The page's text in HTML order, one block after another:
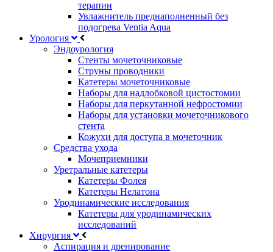
терапии
Увлажнитель преднаполненный без
подогрева Ventia Aqua
Урология
Эндоурология
Стенты мочеточниковые
Струны проводники
Катетеры мочеточниковые
Наборы для надлобковой цистостомии
Наборы для перкутанной нефростомии
Наборы для установки мочеточникового
стента
Кожухи для доступа в мочеточник
Средства ухода
Мочеприемники
Уретральные катетеры
Катетеры Фолея
Катетеры Нелатона
Уродинамические исследования
Катетеры для уродинамических
исследований
Хирургия
Аспирация и дренирование